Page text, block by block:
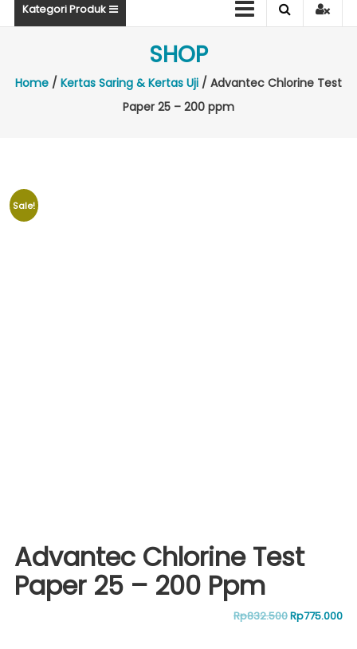
Kategori Produk
SHOP
Home/ Kertas Saring & Kertas Uji/ Advantec Chlorine Test
Paper 25 – 200 ppm
Sale!
Advantec Chlorine Test
Paper 25 – 200 Ppm
Rp832.500Original
Rp775.000